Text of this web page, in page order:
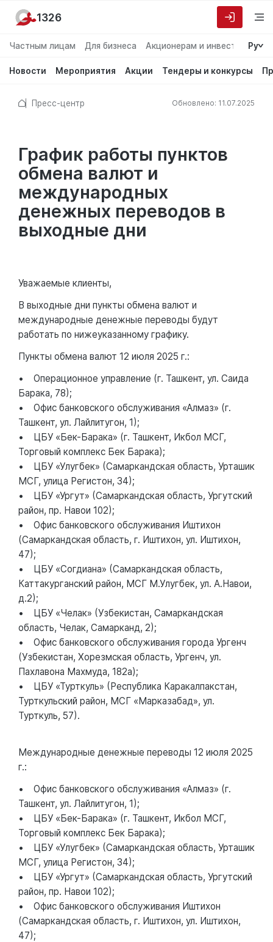
Частным лицам Для бизнеса Акционерам и инвесторам
Ру
Новости Мероприятия Акции Тендеры и конкурсы
1326
Пресс-центр Обновлено: 11.07.2025
График работы пунктов
обмена валют и
международных
денежных переводов в
выходные дни
Уважаемые клиенты,
В выходные дни пункты обмена валют и
международные денежные переводы будут
работать по нижеуказанному графику.
Пункты обмена валют 12 июля 2025 г.:
• Операционное управление (г. Ташкент, ул. Саида
Барака, 78);
• Офис банковского обслуживания «Алмаз» (г.
Ташкент, ул. Лайлитугон, 1);
• ЦБУ «Бек-Барака» (г. Ташкент, Икбол МСГ,
Торговый комплекс Бек Барака);
• ЦБУ «Улугбек» (Самаркандская область, Урташик
МСГ, улица Регистон, 34);
• ЦБУ «Ургут» (Самаркандская область, Ургутский
район, пр. Навои 102);
• Офис банковского обслуживания Иштихон
(Самаркандская область, г. Иштихон, ул. Иштихон,
47);
• ЦБУ «Согдиана» (Самаркандская область,
Каттакурганский район, МСГ М.Улугбек, ул. А.Навои,
д.2);
• ЦБУ «Челак» (Узбекистан, Самаркандская
область, Челак, Самарканд, 2);
• Офис банковского обслуживания города Ургенч
(Узбекистан, Хорезмская область, Ургенч, ул.
Пахлавона Махмуда, 182а);
• ЦБУ «Турткуль» (Республика Каракалпакстан,
Турткульский район, МСГ «Марказабад», ул.
Турткуль, 57).
Международные денежные переводы 12 июля 2025
г.:
• Офис банковского обслуживания «Алмаз» (г.
Ташкент, ул. Лайлитугон, 1);
• ЦБУ «Бек-Барака» (г. Ташкент, Икбол МСГ,
Торговый комплекс Бек Барака);
• ЦБУ «Улугбек» (Самаркандская область, Урташик
МСГ, улица Регистон, 34);
• ЦБУ «Ургут» (Самаркандская область, Ургутский
район, пр. Навои 102);
• Офис банковского обслуживания Иштихон
(Самаркандская область, г. Иштихон, ул. Иштихон,
47);